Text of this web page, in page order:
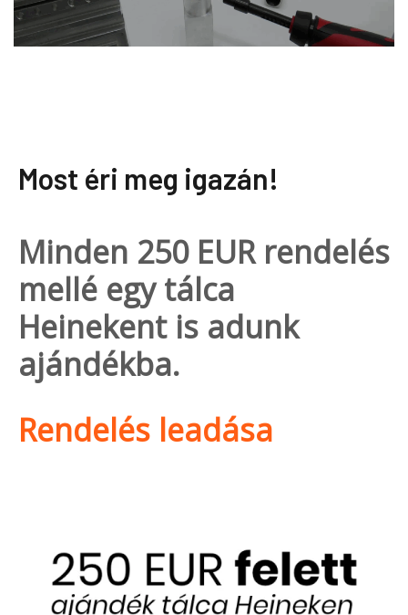
Most éri meg igazán!
Minden 250 EUR rendelés
mellé egy tálca
Heinekent is adunk
ajándékba.
Rendelés leadása